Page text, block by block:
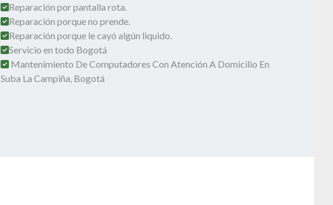
Reparación por pantalla rota.
Reparación porque no prende.
Reparación porque le cayó algún liquido.
Servicio en todo Bogotá
Mantenimiento De Computadores Con Atención A Domicilio En
Suba La Campiña, Bogotá